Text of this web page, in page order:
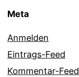
Meta
Anmelden
Eintrags-Feed
Kommentar-Feed